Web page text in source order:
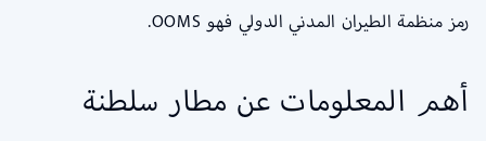
رمز منظمة الطيران المدني الدولي فهو OOMS.
أهم المعلومات عن مطار سلطنة